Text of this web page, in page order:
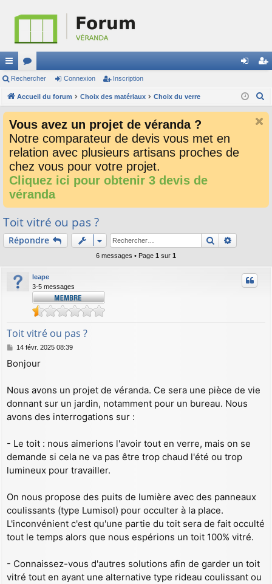
ac
co
ci
or
u
s
ne cri
Rechercher Connexion Inscription
Accueil du forum Choix des matériaux Choix du verre
Vous avez un projet de véranda ?
Notre comparateur de devis vous met en
relation avec plusieurs artisans proches de
chez vous pour votre projet.
Cliquez ici pour obtenir 3 devis de
véranda
Toit vitré ou pas ?
Répondre Rechercher
6 messages • Page 1 sur 1
leape
3-5 messages
Toit vitré ou pas ?
M
s
g
e
14 févr. 2025 08:39
Bonjour
Nous avons un projet de véranda. Ce sera une pièce de vie
donnant sur un jardin, notamment pour un bureau. Nous
avons des interrogations sur :
- Le toit : nous aimerions l'avoir tout en verre, mais on se
demande si cela ne va pas être trop chaud l'été ou trop
lumineux pour travailler.
On nous propose des puits de lumière avec des panneaux
coulissants (type Lumisol) pour occulter à la place.
L'inconvénient c'est qu'une partie du toit sera de fait occulté
tout le temps alors que nous espérions un toit 100% vitré.
- Connaissez-vous d'autres solutions afin de garder un toit
vitré tout en ayant une alternative type rideau coulissant ou